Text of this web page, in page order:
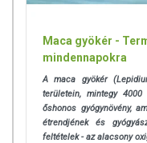
csomagolásán találják
Az étrend-kiegészítők az
szerint élelmiszereknek
kiegészítését
tápanyagokat. Bár az
rendelkezhetnek,
megjelenítésük, és
Maca gyökér -
mindennapokra
A maca gyökér
területein, mintegy
őshonos gyógynövény,
étrendjének és
feltételek - az alacsony